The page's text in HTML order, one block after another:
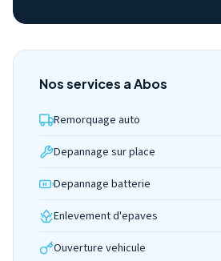
Nos services a Abos
Remorquage auto
Depannage sur place
Depannage batterie
Enlevement d'epaves
Ouverture vehicule